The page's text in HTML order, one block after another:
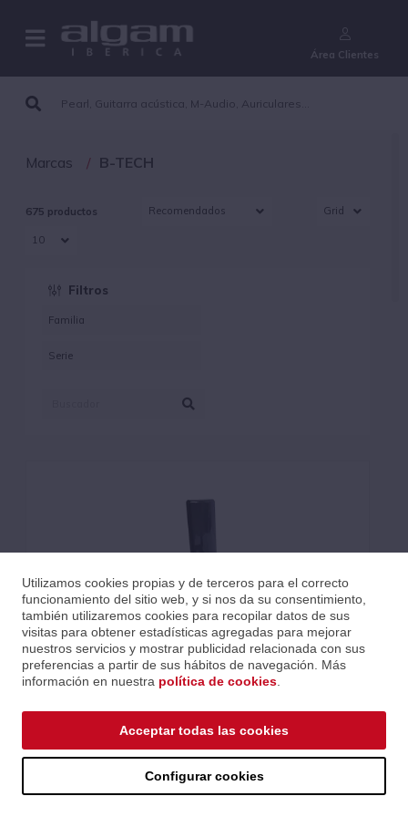
Área Clientes
Marcas B-TECH
675 productos
Filtros
VENTRY - SOPORTES DE PARED PARA ALTAVOCES CON
SUJECIÓN LATERAL, INCLINACIÓN Y GIRO (PAR) - NEGRO
Utilizamos cookies propias y de terceros para el correcto
funcionamiento del sitio web, y si nos da su consentimiento,
también utilizaremos cookies para recopilar datos de sus
visitas para obtener estadísticas agregadas para mejorar
nuestros servicios y mostrar publicidad relacionada con sus
preferencias a partir de sus hábitos de navegación. Más
información en nuestra política de cookies
Configurar cookies
Acceptar todas las cookies